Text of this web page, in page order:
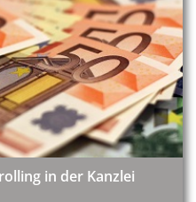
in der Kanzlei